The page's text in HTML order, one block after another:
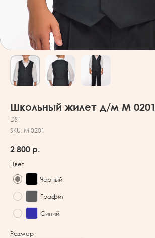
Школьный жилет д/м М 0201
DST
SKU: М 0201
2 800 р.
Цвет
Черный
Графит
Синий
Размер